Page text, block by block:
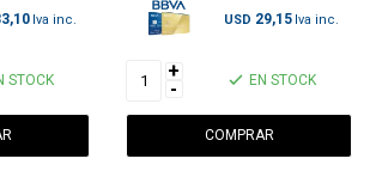
STOCK
USD 29,15
+
- EN STOCK